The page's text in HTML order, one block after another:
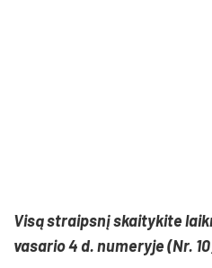
Visą straipsnį skaitykite
vasario 4 d. numeryje (Nr.